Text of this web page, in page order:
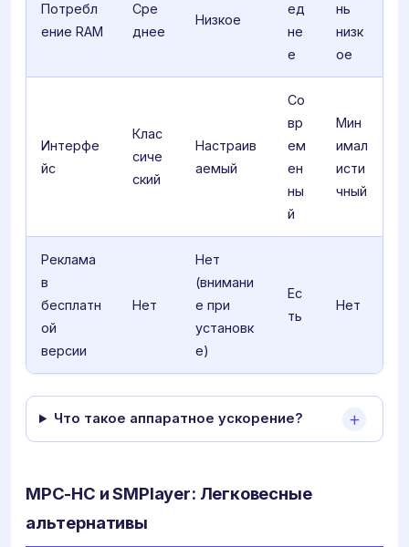
Потребл
ение RAM
Сре
днее
Низкое
ед
не
е
нь
низк
ое
Интерфе
йс
Клас
сиче
ский
Настраив
аемый
Со
вр
ем
ен
ны
й
Мин
имал
исти
чный
Реклама
в
бесплатн
ой
версии
Нет
Нет
(внимани
е при
установк
е)
Ес
ть
Нет
Что такое аппаратное ускорение?
MPC-HC и SMPlayer: Легковесные
альтернативы